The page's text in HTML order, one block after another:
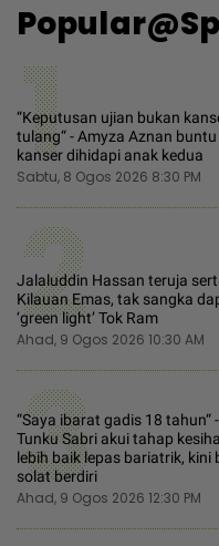
1
“Keputusan ujian bukan
tulang“ - Amyza Aznan buntu
kanser dihidapi anak kedua
Sabtu, 8 Ogos 2026 8:30 PM
2
Jalaluddin Hassan teruja
Kilauan Emas, tak sangka
‘green light’ Tok Ram
Ahad, 9 Ogos 2026 10:30 AM
3
“Saya ibarat gadis 18 tahun“
Tunku Sabri akui tahap
lebih baik lepas bariatrik, kini
solat berdiri
Ahad, 9 Ogos 2026 12:30 PM